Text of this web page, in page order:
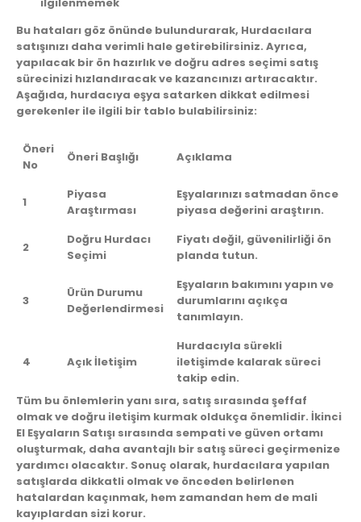
Bu hataları göz önünde bulundurarak, Hurdacılara
satışınızı daha verimli hale getirebilirsiniz. Ayrıca,
yapılacak bir ön hazırlık ve doğru adres seçimi satış
sürecinizi hızlandıracak ve kazancınızı artıracaktır.
Aşağıda, hurdacıya eşya satarken dikkat edilmesi
gerekenler ile ilgili bir tablo bulabilirsiniz:
Öneri
No
Öneri Başlığı Açıklama
1
Piyasa
Araştırması
Eşyalarınızı satmadan önce
piyasa değerini araştırın.
2
Doğru Hurdacı
Seçimi
Fiyatı değil, güvenilirliği ön
planda tutun.
3
Ürün Durumu
Değerlendirmesi
Eşyaların bakımını yapın ve
durumlarını açıkça
tanımlayın.
4 Açık İletişim
Hurdacıyla sürekli
iletişimde kalarak süreci
takip edin.
Tüm bu önlemlerin yanı sıra, satış sırasında şeffaf
olmak ve doğru iletişim kurmak oldukça önemlidir. İkinci
El Eşyaların Satışı sırasında sempati ve güven ortamı
oluşturmak, daha avantajlı bir satış süreci geçirmenize
yardımcı olacaktır. Sonuç olarak, hurdacılara yapılan
satışlarda dikkatli olmak ve önceden belirlenen
hatalardan kaçınmak, hem zamandan hem de mali
kayıplardan sizi korur.